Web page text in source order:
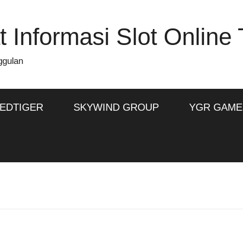
Informasi Slot Online
SKYWIND GROUP YGR